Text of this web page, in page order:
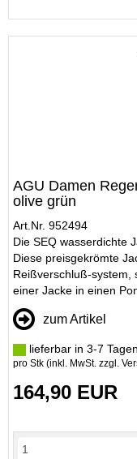
AGU Damen
olive grün
Art.Nr. 952494
Die SEQ wasserdichte
Diese preisgekrömte
Reißverschluß-system,
einer Jacke in einen
zum Artikel
lieferbar in 3-7 Tagen
pro Stk (inkl. MwSt. zzgl.
164,90 EUR